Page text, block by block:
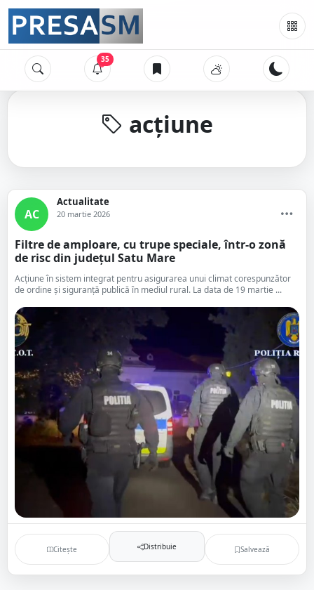
35
acțiune
AC
Actualitate
20 martie 2026
Filtre de amploare, cu trupe speciale, într-o zonă
de risc din județul Satu Mare
Acțiune în sistem integrat pentru asigurarea unui climat corespunzător
de ordine și siguranță publică în mediul rural. La data de 19 martie ...
Citește Distribuie Salvează